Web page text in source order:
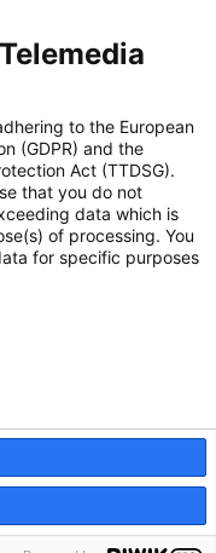
TÜViT Essen
nach DIN EN
44 100 091350
und
Unternehmen für
das ABZ Bayern
to the European
(GDPR) and the
Act (TTDSG).
that you do not
data which is
of processing. You
for specific purposes